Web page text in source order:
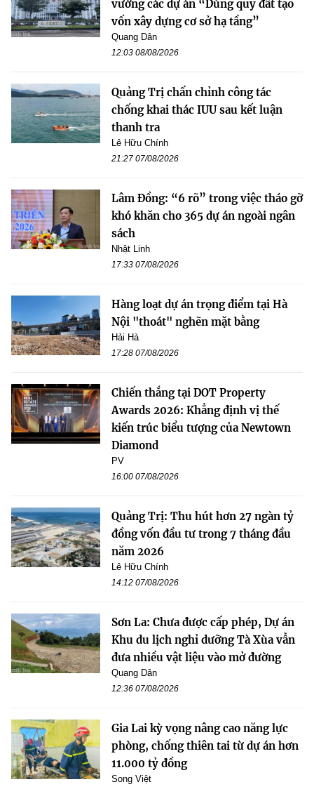
vướng các dự án “Dùng quỹ đất tạo
vốn xây dựng cơ sở hạ tầng”
Quang Dân
12:03 08/08/2026
Quảng Trị chấn chỉnh công tác
chống khai thác IUU sau kết luận
thanh tra
Lê Hữu Chính
21:27 07/08/2026
Lâm Đồng: “6 rõ” trong việc tháo gỡ
khó khăn cho 365 dự án ngoài ngân
sách
Nhật Linh
17:33 07/08/2026
Hàng loạt dự án trọng điểm tại Hà
Nội "thoát" nghẽn mặt bằng
Hải Hà
17:28 07/08/2026
Chiến thắng tại DOT Property
Awards 2026: Khẳng định vị thế
kiến trúc biểu tượng của Newtown
Diamond
PV
16:00 07/08/2026
Quảng Trị: Thu hút hơn 27 ngàn tỷ
đồng vốn đầu tư trong 7 tháng đầu
năm 2026
Lê Hữu Chính
14:12 07/08/2026
Sơn La: Chưa được cấp phép, Dự án
Khu du lịch nghỉ dưỡng Tà Xùa vẫn
đưa nhiều vật liệu vào mở đường
Quang Dân
12:36 07/08/2026
Gia Lai kỳ vọng nâng cao năng lực
phòng, chống thiên tai từ dự án hơn
11.000 tỷ đồng
Song Việt